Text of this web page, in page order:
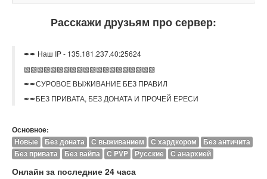
Расскажи друзьям про сервер:
✒✒ Наш IP - 135.181.237.40:25624
▧▧▧▧▧▧▧▧▧▧▧▧▧▧▧▧▧▧▧▧
✒✒СУРОВОЕ ВЫЖИВАНИЕ БЕЗ ПРАВИЛ
✒✒БЕЗ ПРИВАТА, БЕЗ ДОНАТА И ПРОЧЕЙ ЕРЕСИ
Основное:
Новые Без доната С выживанием С хардкором
Без античита
Без привата
Без вайпа С PVP Русские С анархией
Онлайн за последние 24 часа